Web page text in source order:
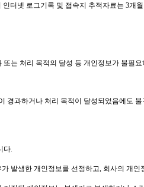
터넷 로그기록 및 접속지 추적자료는 3개
는 처리 목적의 달성 등 개인정보가 불필
경과하거나 처리 목적이 달성되었음에도
다
발생한 개인정보를 선정하고 회사의 개인